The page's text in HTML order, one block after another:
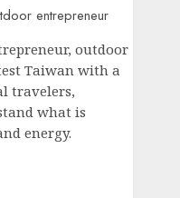
outdoor
Taiwan with a
travelers,
what is
energy.